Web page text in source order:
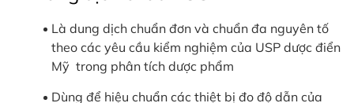
Là dung dịch chuẩn đơn và chuẩn đa nguyên tố
theo các yêu cầu kiểm nghiệm của USP dược điển
Mỹ trong phân tích dược phẩm
Dùng để hiệu chuẩn các thiệt bị đo độ dẫn của